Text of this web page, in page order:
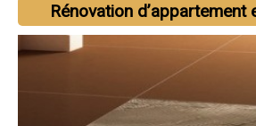
Rénovation d’appartement